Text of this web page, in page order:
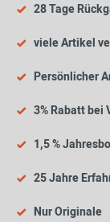
28 Tage
viele Artikel
Persönlicher
3% Rabatt bei
1,5 %
25 Jahre
Nur Originale